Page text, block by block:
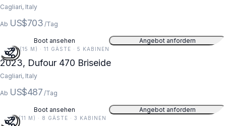
Cagliari, Italy
Ab US$703 /Tag
Boot ansehen Angebot anfordern
49 FT (15 M) · 11 GÄSTE · 5 KABINEN
2023, Dufour 470 Briseide
Cagliari, Italy
Ab US$487 /Tag
Boot ansehen Angebot anfordern
35 FT (11 M) · 8 GÄSTE · 3 KABINEN